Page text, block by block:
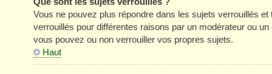
Vous ne pouvez plus répondre dans les sujets verrouillés
verrouillés pour différentes raisons par un modérateur ou
vous pouvez ou non verrouiller vos propres sujets.
Haut